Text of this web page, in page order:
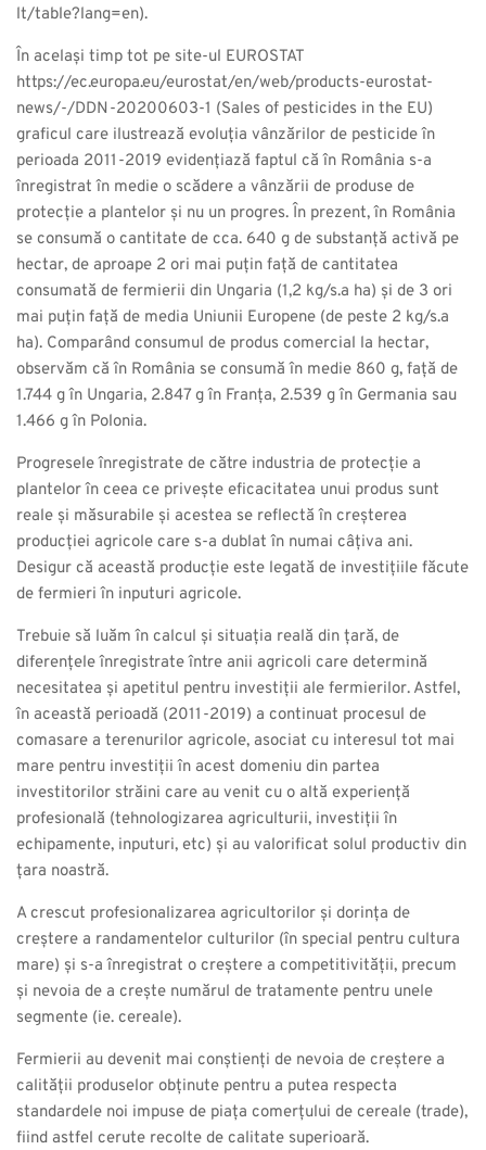
lt/table?lang=en).
În același timp tot pe site-ul EUROSTAT
https://ec.europa.eu/eurostat/en/web/products-eurostat-
news/-/DDN-20200603-1 (Sales of pesticides in the EU)
graficul care ilustrează evoluția vânzărilor de pesticide în
perioada 2011-2019 evidențiază faptul că în România s-a
înregistrat în medie o scădere a vânzării de produse de
protecție a plantelor și nu un progres. În prezent, în România
se consumă o cantitate de cca. 640 g de substanță activă pe
hectar, de aproape 2 ori mai puțin față de cantitatea
consumată de fermierii din Ungaria (1,2 kg/s.a ha) și de 3 ori
mai puțin față de media Uniunii Europene (de peste 2 kg/s.a
ha). Comparând consumul de produs comercial la hectar,
observăm că în România se consumă în medie 860 g, față de
1.744 g în Ungaria, 2.847 g în Franța, 2.539 g în Germania sau
1.466 g în Polonia.
Progresele înregistrate de către industria de protecție a
plantelor în ceea ce privește eficacitatea unui produs sunt
reale și măsurabile și acestea se reflectă în creșterea
producției agricole care s-a dublat în numai câțiva ani.
Desigur că această producție este legată de investițiile făcute
de fermieri în inputuri agricole.
Trebuie să luăm în calcul și situația reală din țară, de
diferențele înregistrate între anii agricoli care determină
necesitatea și apetitul pentru investiții ale fermierilor. Astfel,
în această perioadă (2011-2019) a continuat procesul de
comasare a terenurilor agricole, asociat cu interesul tot mai
mare pentru investiții în acest domeniu din partea
investitorilor străini care au venit cu o altă experiență
profesională (tehnologizarea agriculturii, investiții în
echipamente, inputuri, etc) și au valorificat solul productiv din
țara noastră.
A crescut profesionalizarea agricultorilor și dorința de
creștere a randamentelor culturilor (în special pentru cultura
mare) și s-a înregistrat o creștere a competitivității, precum
și nevoia de a crește numărul de tratamente pentru unele
segmente (ie. cereale).
Fermierii au devenit mai conștienți de nevoia de creștere a
calității produselor obținute pentru a putea respecta
standardele noi impuse de piața comerțului de cereale (trade),
fiind astfel cerute recolte de calitate superioară.